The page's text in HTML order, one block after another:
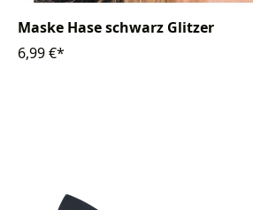
Maske Hase schwarz Glitzer
6,99 €*